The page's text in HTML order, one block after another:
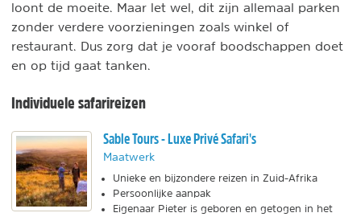
loont de moeite. Maar let wel, dit zijn allemaal parken
zonder verdere voorzieningen zoals winkel of
restaurant. Dus zorg dat je vooraf boodschappen doet
en op tijd gaat tanken.
Individuele safarireizen
Sable Tours - Luxe Privé Safari's
Maatwerk
Unieke en bijzondere reizen in Zuid-Afrika
Persoonlijke aanpak
Eigenaar Pieter is geboren en getogen in het